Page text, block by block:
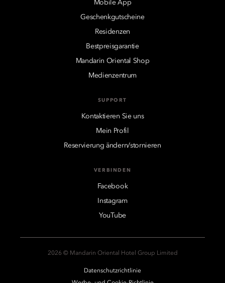
Mobile App
Geschenkgutscheine
Residenzen
Bestpreisgarantie
Mandarin Oriental Shop
Medienzentrum
SUPPORT
Kontaktieren Sie uns
Mein Profil
Reservierung ändern/stornieren
VERBINDEN
Facebook
Instagram
YouTube
2026 © Mandarin Oriental Hotel Group Limited
Datenschutzrichtlinie